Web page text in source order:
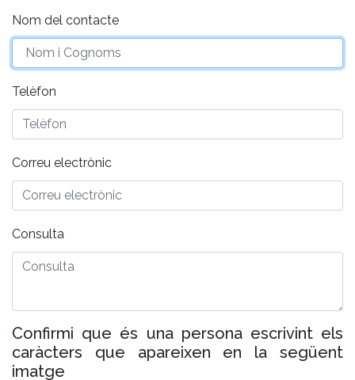
Nom del contacte
Telèfon
Correu electrònic
Consulta
Confirmi que és una persona escrivint els
caràcters que apareixen en la següent
imatge